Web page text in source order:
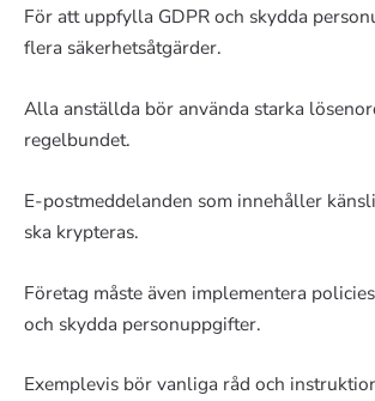
För att uppfylla GDPR och skydda
flera säkerhetsåtgärder.
Alla anställda bör använda starka
regelbundet.
E-postmeddelanden som innehåller
ska krypteras.
Företag måste även implementera
och skydda personuppgifter.
Exemplevis bör vanliga råd och